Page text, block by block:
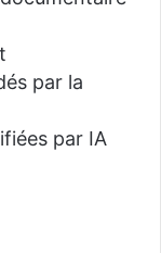
par la
par IA